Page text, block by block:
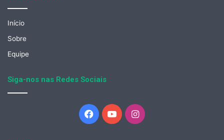
Início
Sobre
Equipe
Siga-nos nas Redes Sociais
Facebook
YouTubeInstagram